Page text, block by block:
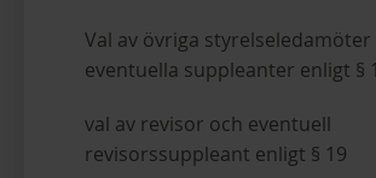
Val av övriga styrelseledamöter
eventuella suppleanter enligt §
val av revisor och eventuell
revisorssuppleant enligt § 19